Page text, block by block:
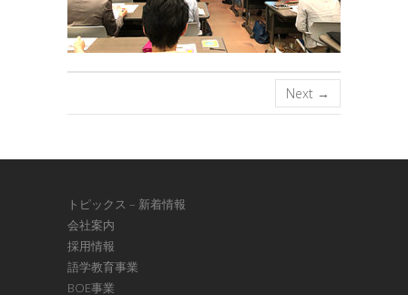
Next →
トピックス – 新着情報
会社案内
採用情報
語学教育事業
BOE事業